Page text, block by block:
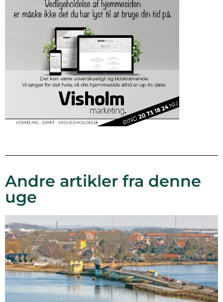
Andre artikler fra denne
uge